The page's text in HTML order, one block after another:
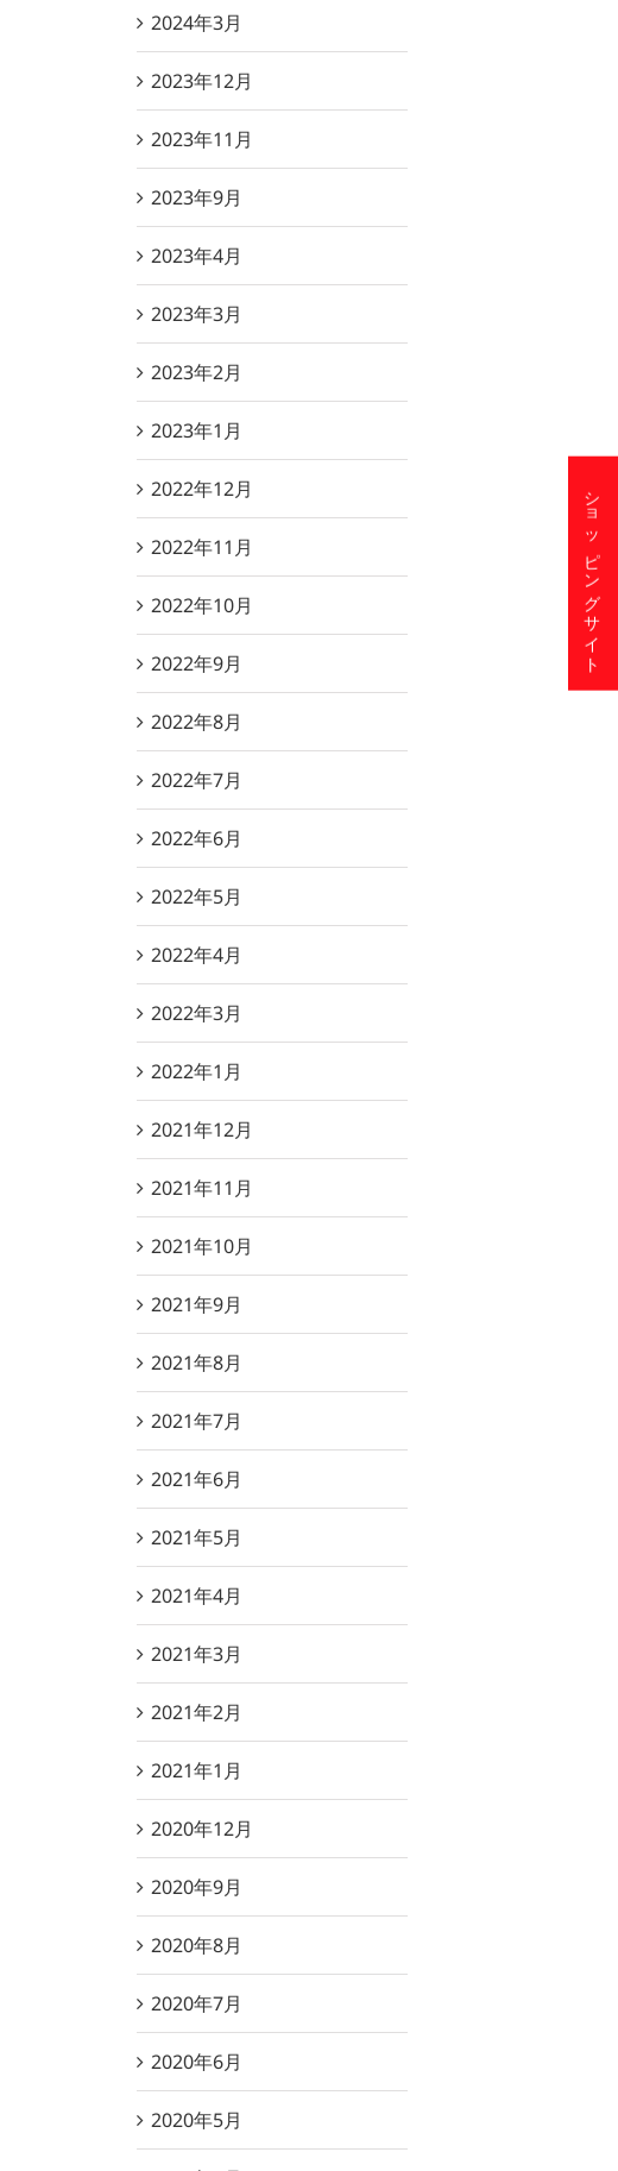
2024年3月
2023年12月
2023年11月
2023年9月
2023年4月
2023年3月
2023年2月
2023年1月
2022年12月
2022年11月
2022年10月
2022年9月
2022年8月
2022年7月
2022年6月
2022年5月
2022年4月
2022年3月
2022年1月
2021年12月
2021年11月
2021年10月
2021年9月
2021年8月
2021年7月
2021年6月
2021年5月
2021年4月
2021年3月
2021年2月
2021年1月
2020年12月
2020年9月
2020年8月
2020年7月
2020年6月
2020年5月
ショッピングサイト